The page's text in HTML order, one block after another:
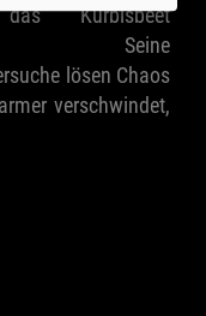
Kürbisbeet
Seine
lösen Chaos
verschwindet,